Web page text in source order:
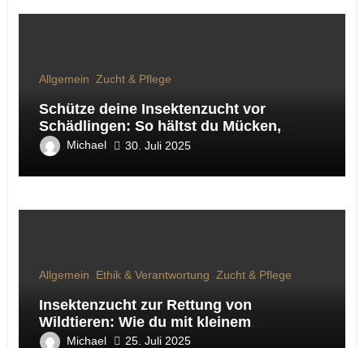
Allgemein Zucht & Pflege
Schütze deine Insektenzucht vor
Schädlingen: So hältst du Mücken,
Fliegen & Co. fern
Michael 30. Juli 2025
Allgemein Ethik & Verantwortung Zucht & Pflege
Insektenzucht zur Rettung von
Wildtieren: Wie du mit kleinem
Engagement Großes bewirkst
Michael 25. Juli 2025